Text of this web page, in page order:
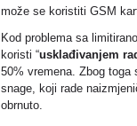
može se koristiti GSM
Kod problema sa
koristi “usklađivanjem
50% vremena. Zbog toga
snage, koji rade
obrnuto.